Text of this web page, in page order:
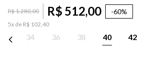
R$1.280,00 R$ 512,00 -60%
5x de R$ 102,40
34 36 38 40 42